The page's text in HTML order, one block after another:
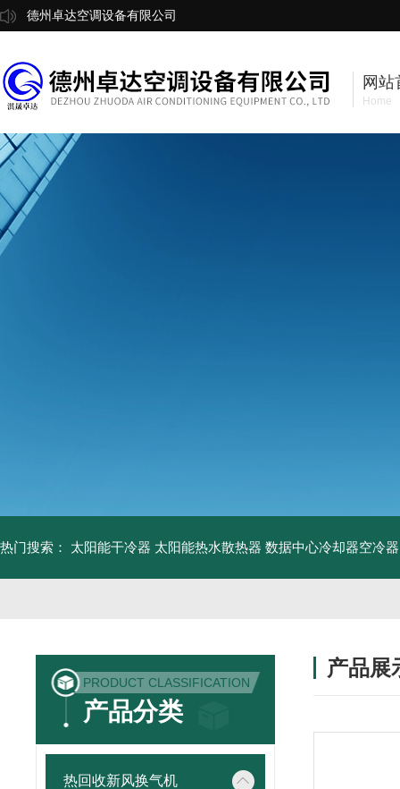
德州卓达空调设备有限公司
网站
Home
热门搜索： 太阳能干冷器 太阳能热水散热器 数据中心冷却器空冷器
PRODUCT CLASSIFICATION
产品分类
热回收新风换气机
产品展